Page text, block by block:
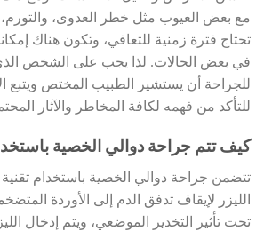
مع بعض العيوب مثل خطر العدوى، والتورم،
تحتاج فترة زمنية للتعافي، وتكون هناك
في بعض الحالات. لذا يجب على الشخص
للجراحة أن يستشير الطبيب المختص ويتبع
للتأكد من فهمه لكافة المخاطر والآثار
كيف تتم جراحة دوالي الخصية
تتضمن جراحة دوالي الخصية باستخدام
الليزر لإيقاف تدفق الدم إلى الأوردة
تحت تأثير التخدير الموضعي، ويتم إدخال